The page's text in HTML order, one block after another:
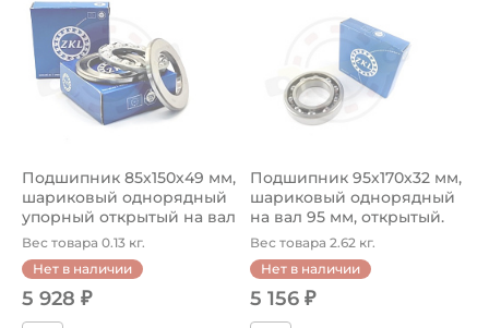
Подшипник 85х150х49 мм,
шариковый однорядный
упорный открытый на вал
85...
Вес товара 0.13 кг.
Нет в наличии
5 928 ₽
Подшипник 95х170х32 мм,
шариковый однорядный
на вал 95 мм, открытый.
Ар...
Вес товара 2.62 кг.
Нет в наличии
5 156 ₽